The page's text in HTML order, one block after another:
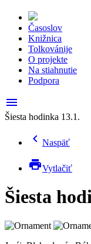
Časoslov
Knižnica
Tolkovánije
O projekte
Na stiahnutie
Podpora
menu
Šiesta hodinka 13.1.
chevron_left Naspäť
printVytlačiť
Šiesta